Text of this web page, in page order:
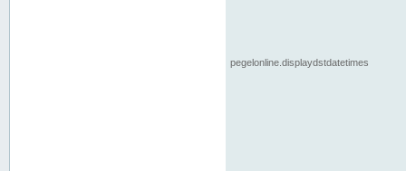
pegelonline.displaydstdatetimes